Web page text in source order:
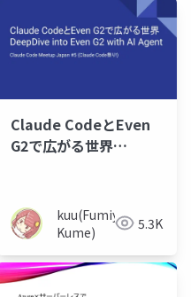
Claude CodeとEven
G2で広がる世界
kuu(Fumiya
Kume)
5.3K